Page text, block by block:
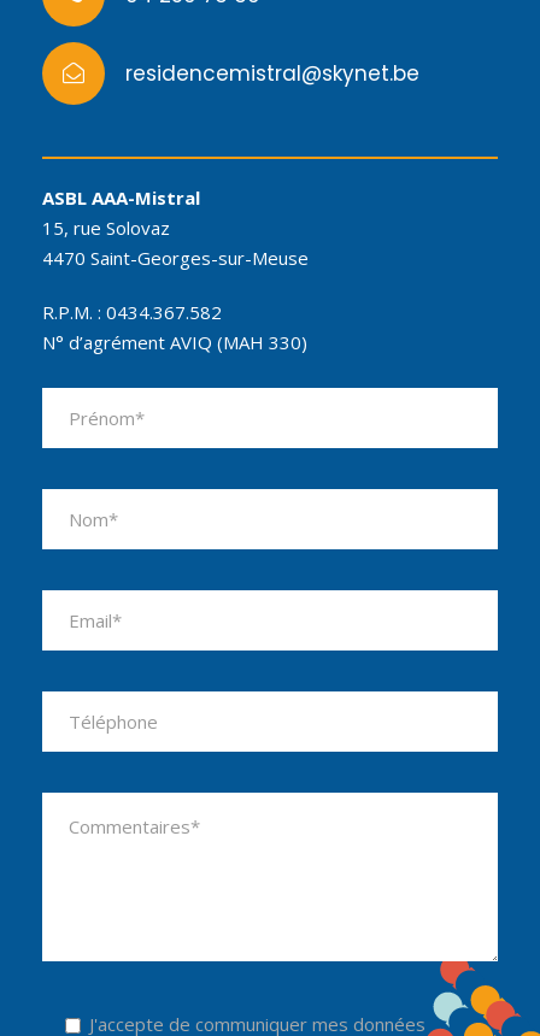
residencemistral@skynet.be
ASBL AAA-Mistral
15, rue Solovaz
4470 Saint-Georges-sur-Meuse
R.P.M. : 0434.367.582
N° d’agrément AVIQ (MAH 330)
J'accepte de communiquer mes données